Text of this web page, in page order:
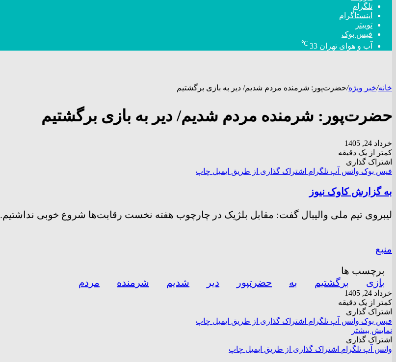
تلگرام
اینستاگرام
توییتر
فیس بوک
آب و هوای تهران 33
℃
خانه/خبر ویژه/حضرت‌پور: شرمنده مردم شدیم/ دیر به بازی برگشتیم
حضرت‌پور: شرمنده مردم شدیم/ دیر به بازی برگشتیم
خرداد 24, 1405
کمتر از یک دقیقه
اشتراک گذاری
فیس بوک واتس آپ تلگرام اشتراک گذاری از طریق ایمیل چاپ
به گزارش کاوک نیوز
لیبروی تیم ملی والیبال گفت: مقابل بلژیک در چارچوب هفته نخست رقابت‌ها شروع خوبی نداشتیم.
منبع
برچسب ها
بازی
برگشتیم به حضرتپور دیر شدیم شرمنده مردم
خرداد 24, 1405
کمتر از یک دقیقه
اشتراک گذاری
فیس بوک واتس آپ تلگرام اشتراک گذاری از طریق ایمیل چاپ
نمایش بیشتر
اشتراک گذاری
واتس آپ تلگرام اشتراک گذاری از طریق ایمیل چاپ